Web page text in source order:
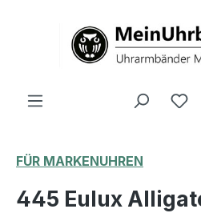
FÜR MARKENUHREN
445 Eulux